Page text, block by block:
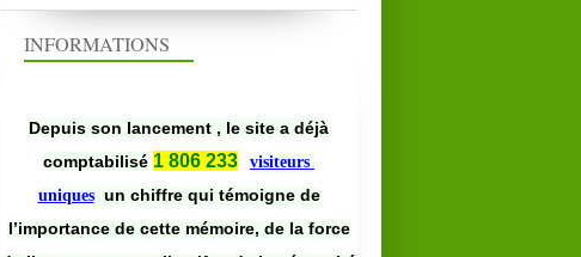
INFORMATIONS
Depuis son lancement , le site a déjà
comptabilisé 1 806 233
visiteurs
uniques un chiffre qui témoigne de
l’importance de cette mémoire, de la force